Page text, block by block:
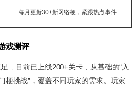
每月更新30+新网络梗，紧跟热点事件
戏测评
，目前已上线200+关卡，从基础的“入
梗挑战”，覆盖不同玩家的需求。玩家